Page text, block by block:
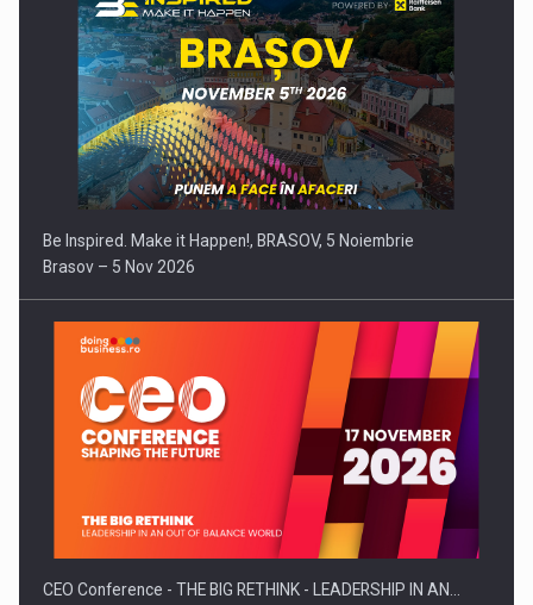
Be Inspired. Make it Happen!, BRASOV, 5 Noiembrie
Brasov – 5 Nov 2026
CEO Conference - THE BIG RETHINK - LEADERSHIP IN AN…